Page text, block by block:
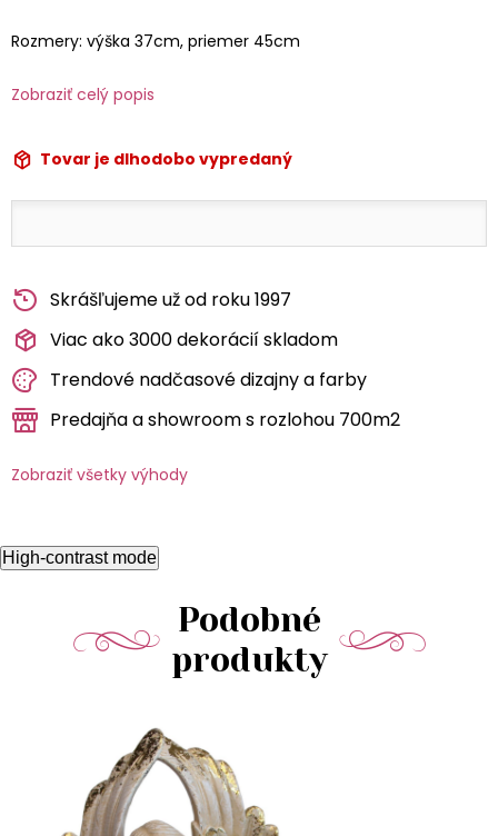
Rozmery: výška 37cm, priemer 45cm
Zobraziť celý popis
Tovar je dlhodobo vypredaný
Skrášľujeme už od roku 1997
Viac ako 3000 dekorácií skladom
Trendové nadčasové dizajny a farby
Predajňa a showroom s rozlohou 700m2
Zobraziť všetky výhody
High-contrast mode
Podobné
produkty